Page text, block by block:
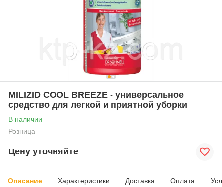
MILIZID COOL BREEZE - универсальное
средство для легкой и приятной уборки
В наличии
Розница
Цену уточняйте
Описание Характеристики Доставка Оплата